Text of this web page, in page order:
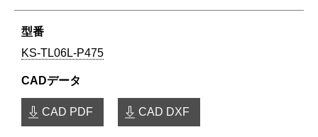
KS-TL06L-P475
CAD PDF CAD DXF